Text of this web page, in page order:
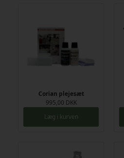
Corian plejesæt
995,00 DKK
Læg i kurven